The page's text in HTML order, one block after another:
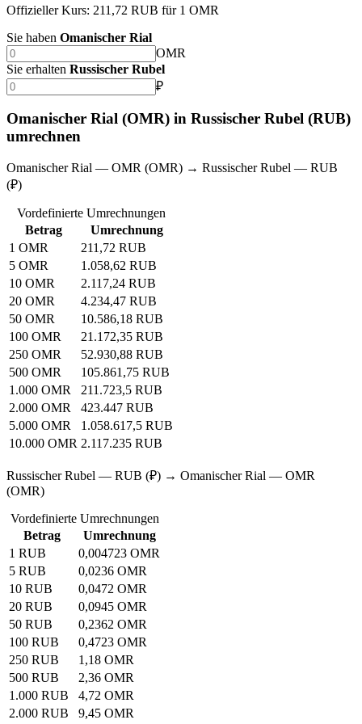
Offizieller Kurs: 211,72 RUB für 1 OMR
Sie haben Omanischer Rial
OMR
Sie erhalten Russischer Rubel
₽
Omanischer Rial (OMR) in Russischer Rubel (RUB)
umrechnen
Omanischer Rial — OMR (OMR) → Russischer Rubel — RUB
(₽)
Vordefinierte Umrechnungen
Betrag
Umrechnung
1 OMR
211,72 RUB
5 OMR
1.058,62 RUB
10 OMR
2.117,24 RUB
20 OMR
4.234,47 RUB
50 OMR
10.586,18 RUB
100 OMR
21.172,35 RUB
250 OMR
52.930,88 RUB
500 OMR
105.861,75 RUB
1.000 OMR
211.723,5 RUB
2.000 OMR
423.447 RUB
5.000 OMR
1.058.617,5 RUB
10.000 OMR 2.117.235 RUB
Russischer Rubel — RUB (₽) → Omanischer Rial — OMR
(OMR)
Vordefinierte Umrechnungen
Betrag
Umrechnung
1 RUB
0,004723 OMR
5 RUB
0,0236 OMR
10 RUB
0,0472 OMR
20 RUB
0,0945 OMR
50 RUB
0,2362 OMR
100 RUB
0,4723 OMR
250 RUB
1,18 OMR
500 RUB
2,36 OMR
1.000 RUB
4,72 OMR
2.000 RUB
9,45 OMR